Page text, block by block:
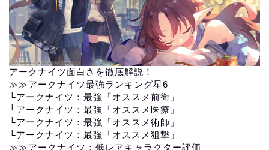
アークナイツ面白さを徹底解説！
≫≫アークナイツ最強ランキング星6
└アークナイツ：最強「オススメ前衛」
└アークナイツ：最強「オススメ医療」
└アークナイツ：最強「オススメ術師」
└アークナイツ：最強「オススメ狙撃」
≫≫アークナイツ：低レアキャラクター評価